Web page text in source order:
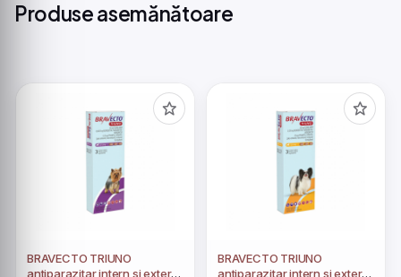
Produse asemănătoare
BRAVECTO TRIUNO
antiparazitar intern si extern
BRAVECTO TRIUNO
antiparazitar intern si extern